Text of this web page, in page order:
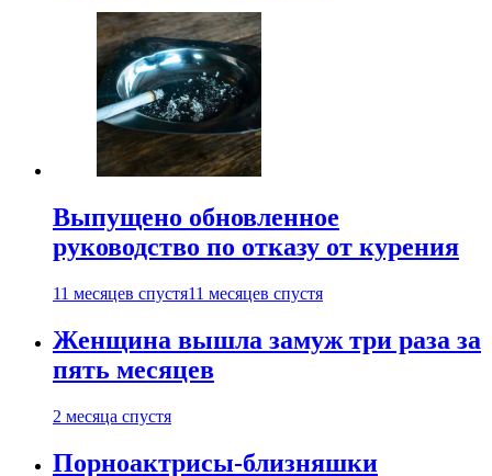
Выпущено обновленное
руководство по отказу от курения
11 месяцев спустя11 месяцев спустя
Женщина вышла замуж три раза за
пять месяцев
2 месяца спустя
Порноактрисы-близняшки